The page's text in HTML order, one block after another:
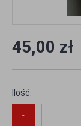
45,00 zł
Ilość:
-